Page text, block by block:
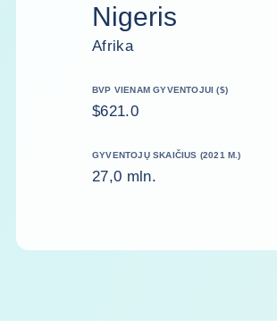
Nigeris
Afrika
BVP VIENAM GYVENTOJUI ($)
$621.0
GYVENTOJŲ SKAIČIUS (2021 M.)
27,0 mln.